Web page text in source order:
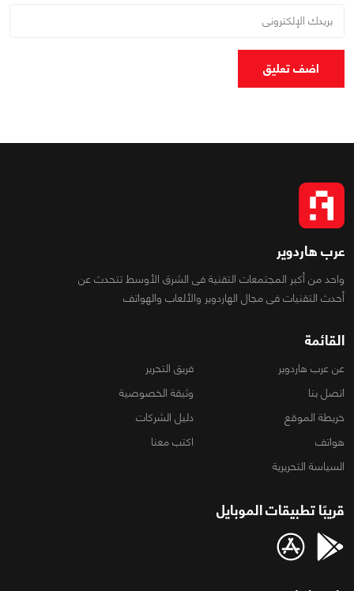
اضف تعليق
عرب هاردوير
واحد من أكبر المجتمعات التقنية فى الشرق الأوسط تتحدث عن
أحدث التقنيات فى مجال الهاردوير والألعاب والهواتف
القائمة
عن عرب هاردوير
فريق التحرير
اتصل بنا
وثيقة الخصوصية
خريطة الموقع
دليل الشركات
هواتف
اكتب معنا
السياسة التحريرية
قريبًا تطبيقات الموبايل